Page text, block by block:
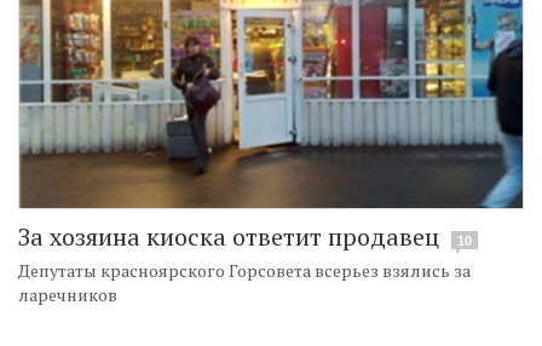
За хозяина киоска ответит продавец 10
Депутаты красноярского Горсовета всерьез взялись за
ларечников